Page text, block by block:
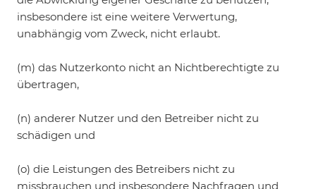
insbesondere ist eine weitere Verwertung,
unabhängig vom Zweck, nicht erlaubt.
(m) das Nutzerkonto nicht an Nichtberechtigte zu
übertragen,
(n) anderer Nutzer und den Betreiber nicht zu
schädigen und
(o) die Leistungen des Betreibers nicht zu
missbrauchen und insbesondere Nachfragen und